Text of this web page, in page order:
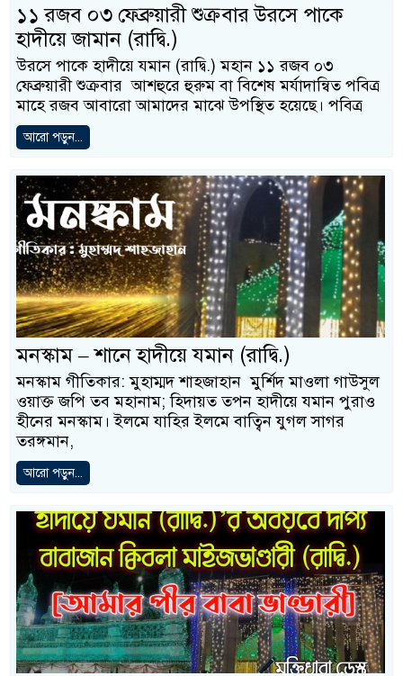
১১ রজব ০৩ ফেব্রুয়ারী শুক্রবার উরসে পাকে
হাদীয়ে জামান (রাদ্বি.)
উরসে পাকে হাদীয়ে যমান (রাদ্বি.) মহান ১১ রজব ০৩
ফেব্রুয়ারী শুক্রবার আশহুরে হুরুম বা বিশেষ মর্যাদান্বিত পবিত্র
মাহে রজব আবারো আমাদের মাঝে উপস্থিত হয়েছে। পবিত্র
আরো পড়ুন...
মনস্কাম – শানে হাদীয়ে যমান (রাদ্বি.)
মনস্কাম গীতিকার: মুহাম্মদ শাহজাহান মুর্শিদ মাওলা গাউসুল
ওয়াক্ত জপি তব মহানাম; হিদায়ত তপন হাদীয়ে যমান পুরাও
হীনের মনস্কাম। ইলমে যাহির ইলমে বাত্বিন যুগল সাগর
তরঙ্গমান,
আরো পড়ুন...